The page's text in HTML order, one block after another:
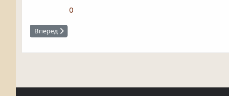
0
Следующий: Тепловские высоты
Вперед